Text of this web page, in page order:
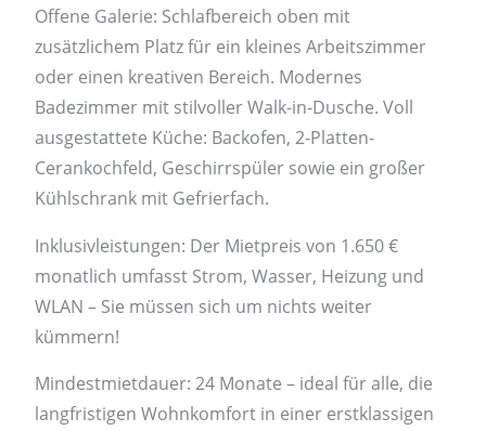
Offene Galerie: Schlafbereich oben mit
zusätzlichem Platz für ein kleines Arbeitszimmer
oder einen kreativen Bereich. Modernes
Badezimmer mit stilvoller Walk-in-Dusche. Voll
ausgestattete Küche: Backofen, 2-Platten-
Cerankochfeld, Geschirrspüler sowie ein großer
Kühlschrank mit Gefrierfach.
Inklusivleistungen: Der Mietpreis von 1.650 €
monatlich umfasst Strom, Wasser, Heizung und
WLAN – Sie müssen sich um nichts weiter
kümmern!
Mindestmietdauer: 24 Monate – ideal für alle, die
langfristigen Wohnkomfort in einer erstklassigen